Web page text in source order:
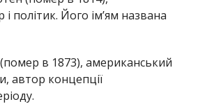
політик. Його ім’ям названа
(помер в 1873), американський
автор концепції